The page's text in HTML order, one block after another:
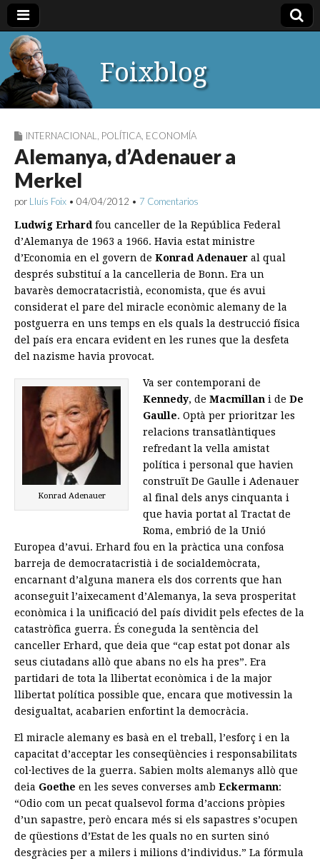
Foixblog
INTERNACIONAL POLÍTICA ECONOMÍA
Alemanya, d’Adenauer a
Merkel
por Lluís Foix • 04/04/2012 • 7 Comentarios
Ludwig Erhard fou canceller de la República Federal
d’Alemanya de 1963 a 1966. Havia estat ministre
d’Economia en el govern de Konrad Adenauer al qual
després substituí a la cancelleria de Bonn. Era un
bavarès democratacristià, economista, que és avui
considerat el pare del miracle econòmic alemany de la
postguerra en uns temps en els quals la destrucció física
del país era encara evident en les runes que la desfeta
del nazisme havia provocat.
Konrad Adenauer
Va ser contemporani de
Kennedy, de Macmillan i de De
Gaulle. Optà per prioritzar les
relacions transatlàntiques
refredant la vella amistat
política i personal que havien
construït De Gaulle i Adenauer
al final dels anys cinquanta i
que havia portat al Tractat de
Roma, embrió de la Unió
Europea d’avui. Erhard fou en la pràctica una confosa
barreja de democratacristià i de socialdemòcrata,
encarnant d’alguna manera els dos corrents que han
aconseguit l’aixecament d’Alemanya, la seva prosperitat
econòmica i la unificació del país dividit pels efectes de la
catastròfica guerra. És coneguda la sentència del
canceller Erhard, que deia que “cap estat pot donar als
seus ciutadans allò que abans no els ha pres”. Era
partidari de tota la llibertat econòmica i de la major
llibertat política possible que, encara que motivessin la
desigualtat, acabarien enfortint la democràcia.
El miracle alemany es basà en el treball, l’esforç i en la
capacitat d’acceptar les conseqüències i responsabilitats
col·lectives de la guerra. Sabien molts alemanys allò que
deia Goethe en les seves converses amb Eckermann:
“Odio com un pecat qualsevol forma d’accions pròpies
d’un sapastre, però encara més si els sapastres s’ocupen
de qüestions d’Estat de les quals no en surten sinó
desgràcies per a milers i milions d’individus.” La fórmula